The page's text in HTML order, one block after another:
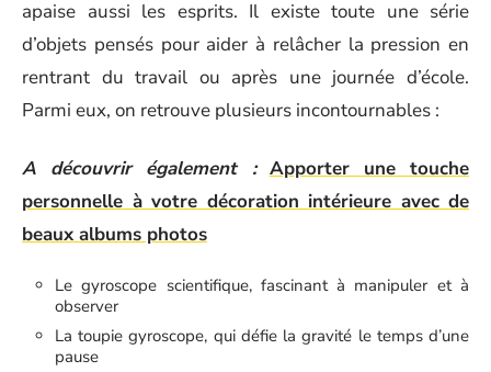
apaise aussi les esprits. Il existe toute une série
d’objets pensés pour aider à relâcher la pression en
rentrant du travail ou après une journée d’école.
Parmi eux, on retrouve plusieurs incontournables :
A découvrir également : Apporter une touche
personnelle à votre décoration intérieure avec de
beaux albums photos
Le gyroscope scientifique, fascinant à manipuler et à
observer
La toupie gyroscope, qui défie la gravité le temps d’une
pause